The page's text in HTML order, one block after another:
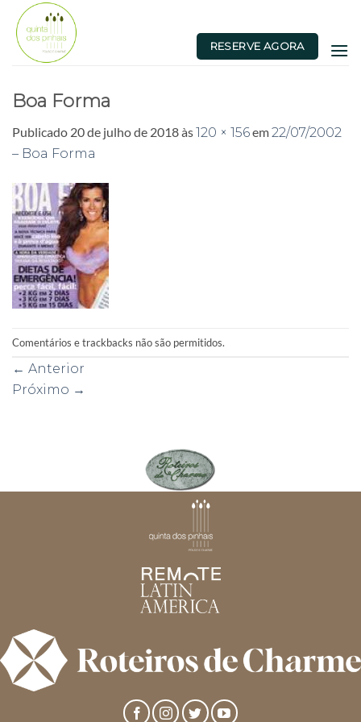
Skip
content
RESERVE AGORA
Boa Forma
Publicado 20 de julho de 2018às120 × 156em22/07/2002
– Boa Forma
Comentários e trackbacks não são permitidos.
← Anterior
Próximo →